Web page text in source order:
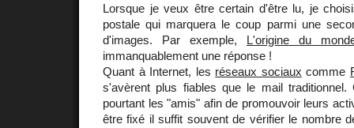
Lorsque je veux être certain d'être lu, je
postale qui marquera le coup parmi une
d'images. Par exemple, L'origine du
immanquablement une réponse !
Quant à Internet, les réseaux sociaux comme
s'avèrent plus fiables que le mail traditionnel.
pourtant les "amis" afin de promouvoir leurs
être fixé il suffit souvent de vérifier le nombre